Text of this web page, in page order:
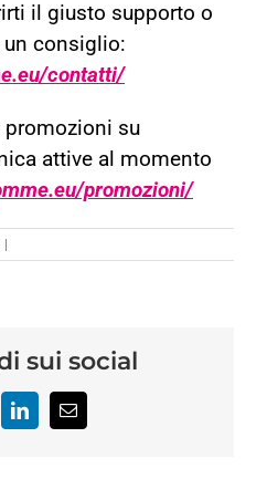
il giusto supporto o
consiglio:
contatti/
promozioni su
attive al momento
promozioni/
sui social
LinkedInEmail